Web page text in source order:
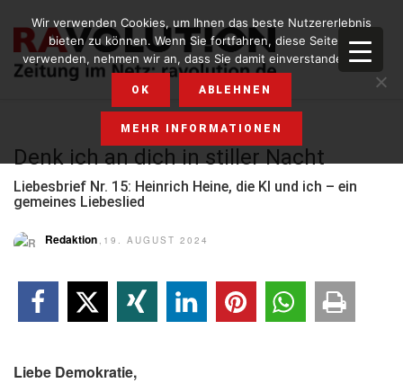
Denk ich an dich in stiller Nacht
Liebesbrief Nr. 15: Heinrich Heine, die KI und ich – ein
gemeines Liebeslied
Redaktion ,19. AUGUST 2024
Liebe Demokratie,
Wir verwenden Cookies, um Ihnen das beste Nutzererlebnis
bieten zu können. Wenn Sie fortfahren, diese Seite zu
verwenden, nehmen wir an, dass Sie damit einverstanden sind.
OK ABLEHNEN
MEHR INFORMATIONEN